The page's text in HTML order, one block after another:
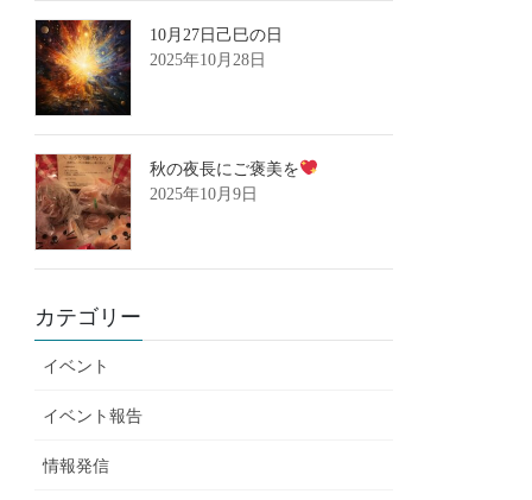
10月27日己巳の日
2025年10月28日
秋の夜長にご褒美を
2025年10月9日
カテゴリー
イベント
イベント報告
情報発信